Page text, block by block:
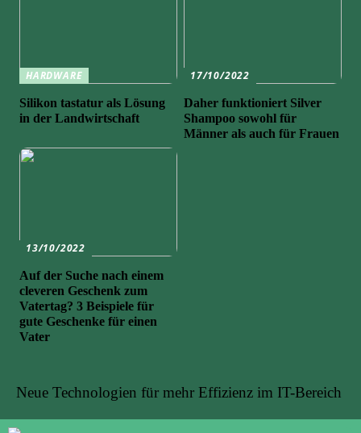
HARDWARE
Silikon tastatur als Lösung
in der Landwirtschaft
17/10/2022
Daher funktioniert Silver
Shampoo sowohl für
Männer als auch für Frauen
13/10/2022
Auf der Suche nach einem
cleveren Geschenk zum
Vatertag? 3 Beispiele für
gute Geschenke für einen
Vater
Neue Technologien für mehr Effizienz im IT-Bereich